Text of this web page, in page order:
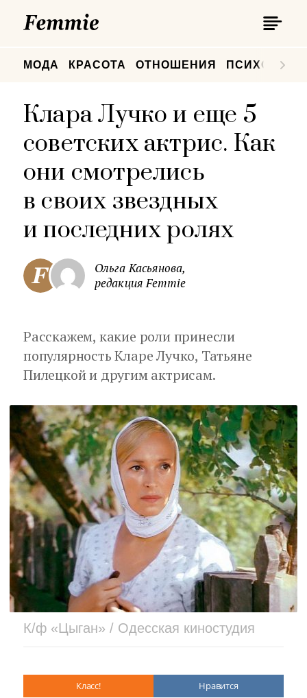
МОДА КРАСОТА ОТНОШЕНИЯ
Клара Лучко и еще 5
советских актрис. Как
они смотрелись
в своих звездных
и последних ролях
Ольга Касьянова,
редакция Femmie
Расскажем, какие роли принесли
популярность Кларе Лучко, Татьяне
Пилецкой и другим актрисам.
К/ф «Цыган» / Одесская киностудия
Класс! Нравится